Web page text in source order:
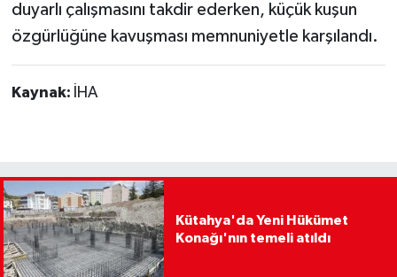
duyarlı çalışmasını takdir ederken, küçük kuşun
özgürlüğüne kavuşması memnuniyetle karşılandı.
Kaynak: İHA
Kütahya'da Yeni Hükümet
Konağı'nın temeli atıldı